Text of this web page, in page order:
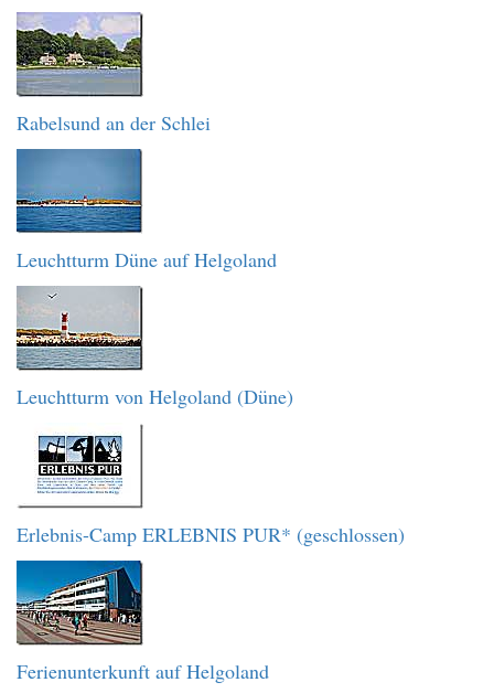
Rabelsund an der Schlei
Leuchtturm Düne auf Helgoland
Leuchtturm von Helgoland (Düne)
Erlebnis-Camp ERLEBNIS PUR* (geschlossen)
Ferienunterkunft auf Helgoland